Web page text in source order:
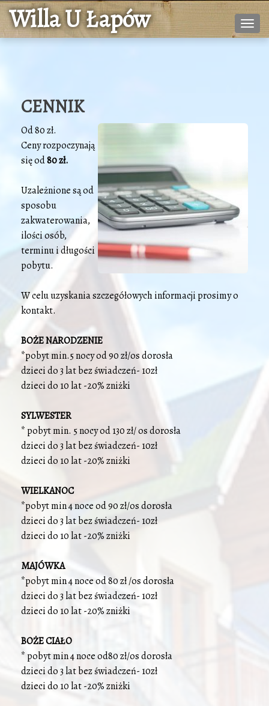
Willa U Łapów
CENNIK
Od 80 zł.
Ceny rozpoczynają
się od80 zł.
Uzależnione są od
sposobu
zakwaterowania,
ilości osób,
terminu i długości
pobytu.
W celu uzyskania szczegółowych informacji prosimy o
kontakt.
BOŻE NARODZENIE
*pobyt min.5 nocy od 90 zł/os dorosła
dzieci do 3 lat bez świadczeń- 10zł
dzieci do 10 lat -20% zniżki
SYLWESTER
* pobyt min. 5 nocy od 130 zł/ os dorosła
dzieci do 3 lat bez świadczeń- 10zł
dzieci do 10 lat -20% zniżki
WIELKANOC
*pobyt min 4 noce od 90 zł/os dorosła
dzieci do 3 lat bez świadczeń- 10zł
dzieci do 10 lat -20% zniżki
MAJÓWKA
*pobyt min 4 noce od 80 zł /os dorosła
dzieci do 3 lat bez świadczeń- 10zł
dzieci do 10 lat -20% zniżki
BOŻE CIAŁO
* pobyt min 4 noce od80 zł/os dorosła
dzieci do 3 lat bez świadczeń- 10zł
dzieci do 10 lat -20% zniżki